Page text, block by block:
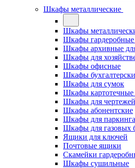
Шкафы металлические
Шкафы
Шкафы
Шкафы архивные
Шкафы для
Шкафы офисные
Шкафы
Шкафы для сумок
Шкафы
Шкафы для чертежей
Шкафы абонентские
Шкафы для паркинга
Шкафы для газовых
Ящики для ключей
Почтовые ящики
Скамейки
Шкафы сушильные